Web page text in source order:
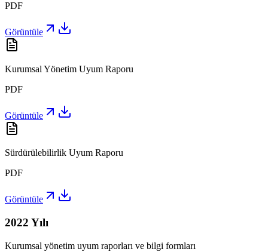
PDF
Görüntüle
Kurumsal Yönetim Uyum Raporu
PDF
Görüntüle
Sürdürülebilirlik Uyum Raporu
PDF
Görüntüle
2022 Yılı
Kurumsal yönetim uyum raporları ve bilgi formları